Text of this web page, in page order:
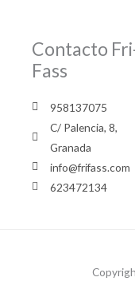
Contacto
Fass
958137075
C/ Palencia, 8,
Granada
info@frifass.com
623472134